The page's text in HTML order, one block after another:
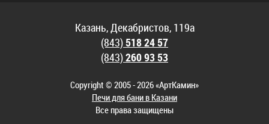
Казань, Декабристов, 119а
(843)518 24 57
(843)260 93 53
Copyright © 2005 - 2026 «АртКамин»
Печи для бани в Казани
Все права защищены